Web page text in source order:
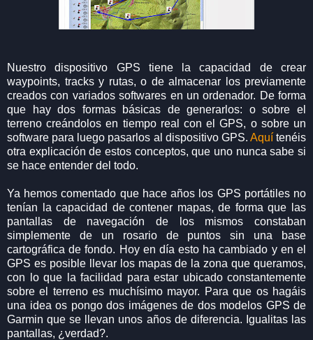
Nuestro dispositivo GPS tiene la capacidad de crear
waypoints, tracks y rutas, o de almacenar los previamente
creados con variados softwares en un ordenador. De forma
que hay dos formas básicas de generarlos: o sobre el
terreno creándolos en tiempo real con el GPS, o sobre un
software para luego pasarlos al dispositivo GPS. Aquítenéis
otra explicación de estos conceptos, que uno nunca sabe si
se hace entender del todo.
Ya hemos comentado que hace años los GPS portátiles no
tenían la capacidad de contener mapas, de forma que las
pantallas de navegación de los mismos constaban
simplemente de un rosario de puntos sin una base
cartográfica de fondo. Hoy en día esto ha cambiado y en el
GPS es posible llevar los mapas de la zona que queramos,
con lo que la facilidad para estar ubicado constantemente
sobre el terreno es muchísimo mayor. Para que os hagáis
una idea os pongo dos imágenes de dos modelos GPS de
Garmin que se llevan unos años de diferencia. Igualitas las
pantallas, ¿verdad?.